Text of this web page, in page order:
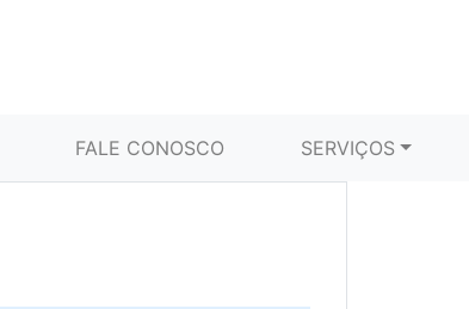
FALE CONOSCO SERVIÇOS